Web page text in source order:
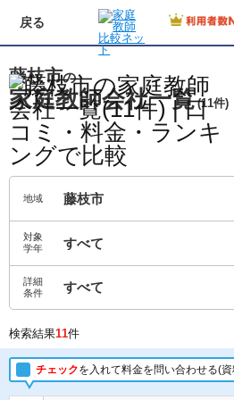
戻る
藤枝市の
家庭教師会社一覧 (11件)
地域 藤枝市
対象
学年
すべて
詳細
条件
すべて
検索結果11件
チェックを入れて料金を問い合わせる(